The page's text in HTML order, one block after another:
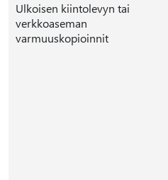
Ulkoisen kiintolevyn tai
verkkoaseman
varmuuskopioinnit